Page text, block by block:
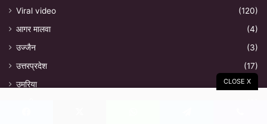
Viral video
(120)
आगर मालवा
(4)
उज्जैन
(3)
उत्तरप्रदेश
(17)
उमरिया
(2)
CLOSE X